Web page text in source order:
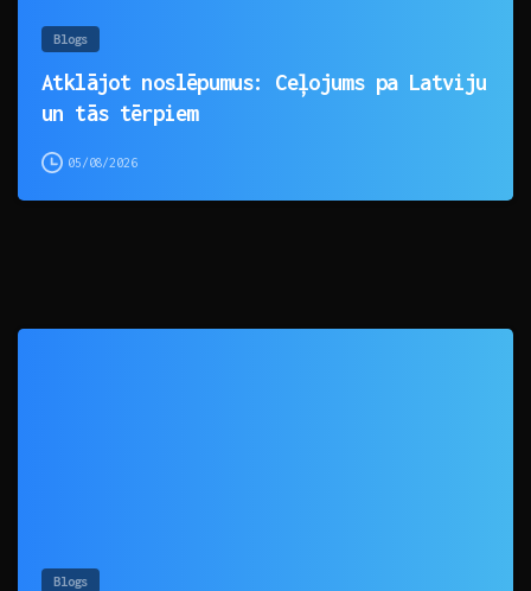
Blogs
Atklājot noslēpumus: Ceļojums pa Latviju
un tās tērpiem
05/08/2026
Blogs